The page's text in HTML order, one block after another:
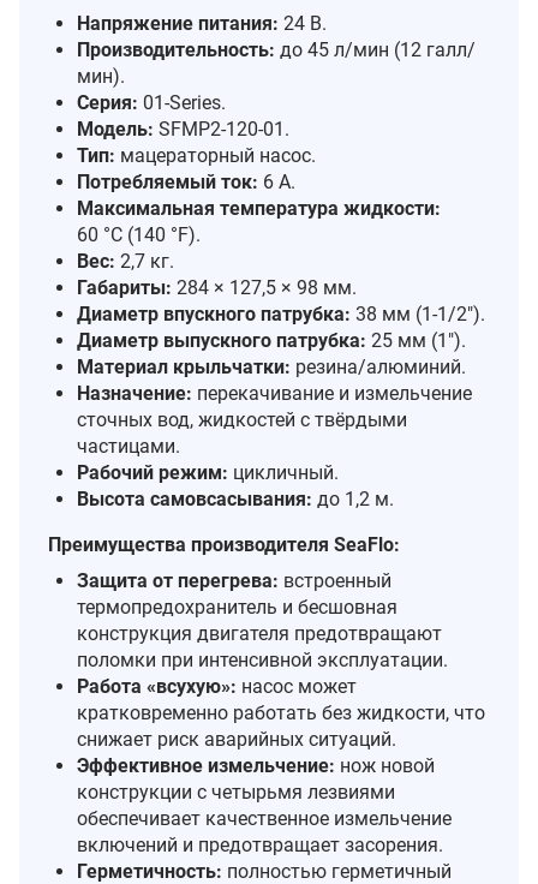
Напряжение питания: 24 В.
Производительность: до 45 л/мин (12 галл/
мин).
Серия: 01‑Series.
Модель: SFMP2‑120‑01.
Тип: мацераторный насос.
Потребляемый ток: 6 А.
Максимальная температура жидкости:
60 °C (140 °F).
Вес: 2,7 кг.
Габариты: 284 × 127,5 × 98 мм.
Диаметр впускного патрубка: 38 мм (1‑1/2").
Диаметр выпускного патрубка: 25 мм (1").
Материал крыльчатки: резина/алюминий.
Назначение: перекачивание и измельчение
сточных вод, жидкостей с твёрдыми
частицами.
Рабочий режим: цикличный.
Высота самовсасывания: до 1,2 м.
Преимущества производителя SeaFlo:
Защита от перегрева: встроенный
термопредохранитель и бесшовная
конструкция двигателя предотвращают
поломки при интенсивной эксплуатации.
Работа «всухую»: насос может
кратковременно работать без жидкости, что
снижает риск аварийных ситуаций.
Эффективное измельчение: нож новой
конструкции с четырьмя лезвиями
обеспечивает качественное измельчение
включений и предотвращает засорения.
Герметичность: полностью герметичный